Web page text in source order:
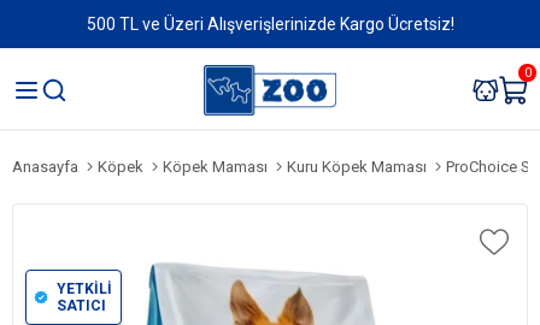
500 TL ve Üzeri Alışverişlerinizde Kargo Ücretsiz!
0
Anasayfa Köpek Köpek Maması Kuru Köpek Maması ProChoice
YETKİLİ
SATICI